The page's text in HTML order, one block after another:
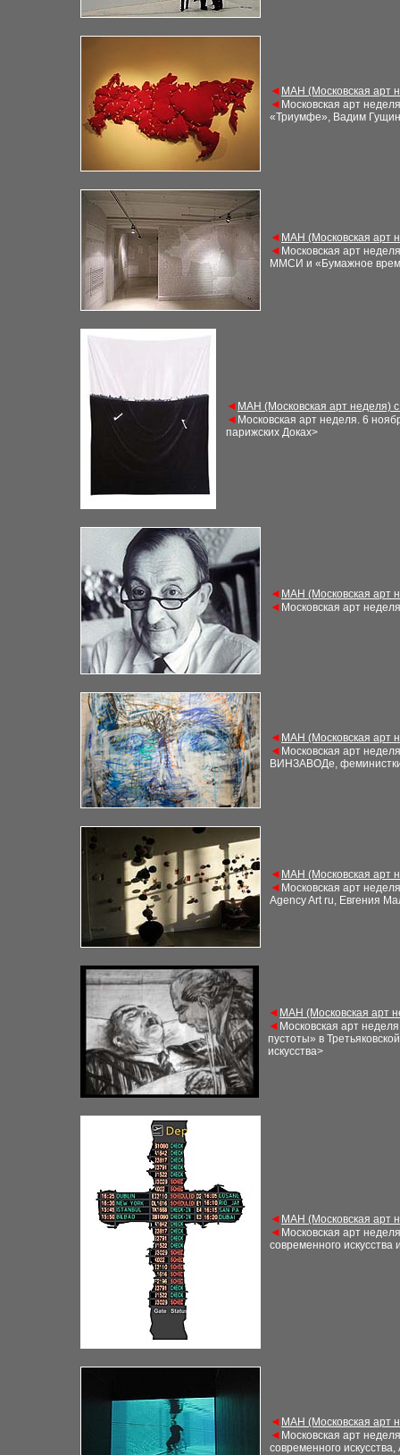
◄ МАН (Московская арт
◄ Московская арт неделя
«Триумфе», Вадим Гущин
◄ МАН (Московская арт
◄ Московская арт неделя
ММСИ и «Бумажное
◄ МАН (Московская арт неделя)
◄ Московская арт неделя. 6
парижских Доках>
◄ МАН (Московская арт
◄ Московская арт неделя
◄ МАН (Московская арт
◄ Московская арт неделя
ВИНЗАВОДе,
◄ МАН (Московская арт
◄ Московская арт неделя
Agency Art ru, Евгения
◄ МАН (Московская арт
◄ Московская арт неделя
пустоты» в
искусства>
◄ МАН (Московская арт
◄ Московская арт неделя
современного
◄ МАН (Московская арт
◄ Московская арт неделя
современного